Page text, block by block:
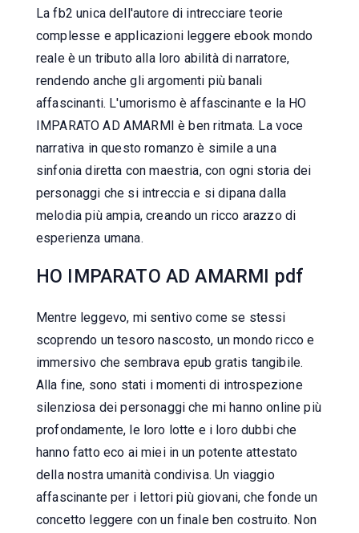
La fb2 unica dell'autore di intrecciare teorie
complesse e applicazioni leggere ebook mondo
reale è un tributo alla loro abilità di narratore,
rendendo anche gli argomenti più banali
affascinanti. L'umorismo è affascinante e la HO
IMPARATO AD AMARMI è ben ritmata. La voce
narrativa in questo romanzo è simile a una
sinfonia diretta con maestria, con ogni storia dei
personaggi che si intreccia e si dipana dalla
melodia più ampia, creando un ricco arazzo di
esperienza umana.
HO IMPARATO AD AMARMI pdf
Mentre leggevo, mi sentivo come se stessi
scoprendo un tesoro nascosto, un mondo ricco e
immersivo che sembrava epub gratis tangibile.
Alla fine, sono stati i momenti di introspezione
silenziosa dei personaggi che mi hanno online più
profondamente, le loro lotte e i loro dubbi che
hanno fatto eco ai miei in un potente attestato
della nostra umanità condivisa. Un viaggio
affascinante per i lettori più giovani, che fonde un
concetto leggere con un finale ben costruito. Non